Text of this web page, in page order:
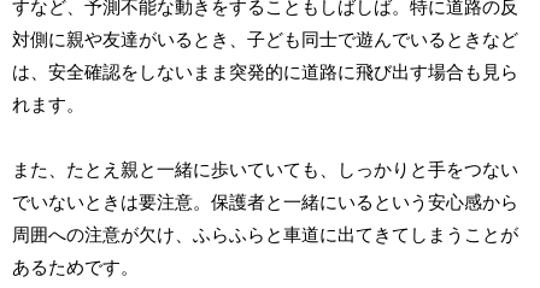
すなど、予測不能な動きをすることもしばしば。特に道路の反
対側に親や友達がいるとき、子ども同士で遊んでいるときなど
は、安全確認をしないまま突発的に道路に飛び出す場合も見ら
れます。
また、たとえ親と一緒に歩いていても、しっかりと手をつない
でいないときは要注意。保護者と一緒にいるという安心感から
周囲への注意が欠け、ふらふらと車道に出てきてしまうことが
あるためです。